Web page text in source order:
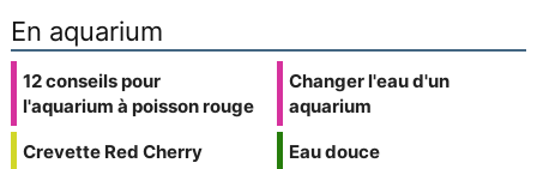
En aquarium
12 conseils pour
l'aquarium à poisson rouge
Crevette Red Cherry
Changer l'eau d'un
aquarium
Eau douce